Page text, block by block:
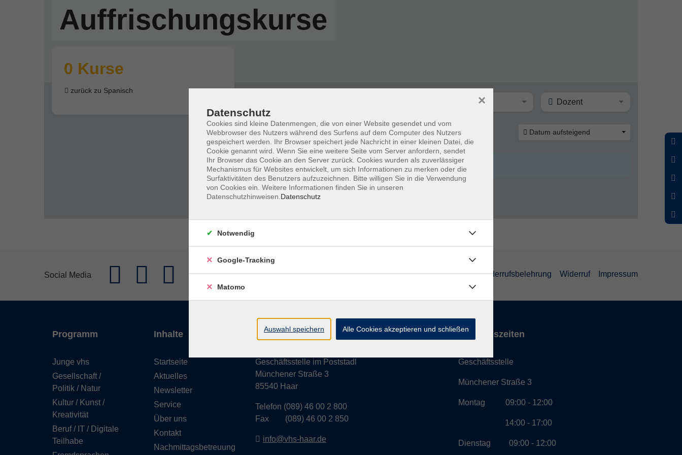
Auffrischungskurse
0 Kurse
zurück zu Spanisch
Dozent
nur buchbare nur beginnende Datum aufsteigend
Keine passenden Kurse gefunden.
Social Media AGB Datenschutzerklärung Barrierefreiheit Widerrufsbelehrung Widerruf Impressum
Programm
Junge vhs
Gesellschaft /
Politik / Natur
Kultur / Kunst /
Kreativität
Beruf / IT / Digitale
Teilhabe
Inhalte
Startseite
Aktuelles
Newsletter
Service
Über uns
Kontakt
Nachmittagsbetreuung
Volkshochschule Haar e.V.
Geschäftsstelle im Poststadl
Münchener Straße 3
85540 Haar
Telefon (089) 46 00 2 800
Fax (089) 46 00 2 850
info@vhs-haar.de
Öffnungszeiten
Geschäftsstelle
Münchener Straße 3
Montag 09:00 - 12:00
14:00 - 17:00
Dienstag 09:00 - 12:00
Datenschutz
Cookies sind kleine Datenmengen, die von einer Website gesendet und vom
Webbrowser des Nutzers während des Surfens auf dem Computer des Nutzers
gespeichert werden. Ihr Browser speichert jede Nachricht in einer kleinen Datei, die
Cookie genannt wird. Wenn Sie eine weitere Seite vom Server anfordern, sendet
Ihr Browser das Cookie an den Server zurück. Cookies wurden als zuverlässiger
Mechanismus für Websites entwickelt, um sich Informationen zu merken oder die
Surfaktivitäten des Benutzers aufzuzeichnen. Bitte willigen Sie in die Verwendung
von Cookies ein. Weitere Informationen finden Sie in unseren
Datenschutzhinweisen. Datenschutz
×
Notwendig
Google-Tracking
Matomo
Auswahl speichern Alle Cookies akzeptieren und schließen